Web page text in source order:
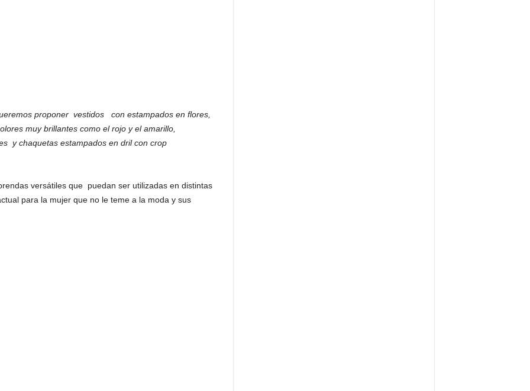
proponer vestidos con estampados en flores,
muy brillantes como el rojo y el amarillo,
y chaquetas estampados en dril con crop
versátiles que puedan ser utilizadas en distintas
para la mujer que no le teme a la moda y sus